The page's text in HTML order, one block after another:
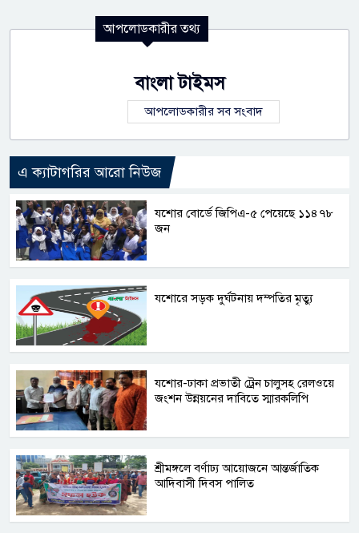
আপলোডকারীর তথ্য
বাংলা টাইমস
আপলোডকারীর সব সংবাদ
এ ক্যাটাগরির আরো নিউজ
যশোর বোর্ডে জিপিএ-৫ পেয়েছে ১১৪৭৮
জন
যশোরে সড়ক দুর্ঘটনায় দম্পতির মৃত্যু
যশোর-ঢাকা প্রভাতী ট্রেন চালুসহ রেলওয়ে
জংশন উন্নয়নের দাবিতে স্মারকলিপি
শ্রীমঙ্গলে বর্ণাঢ্য আয়োজনে আন্তর্জাতিক
আদিবাসী দিবস পালিত